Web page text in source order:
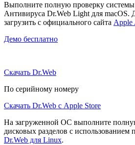
Выполните полную проверку системы
Антивируса Dr.Web Light для
загрузить с официального сайта Apple
Демо бесплатно
Скачать Dr.Web
По серийному номеру
Скачать Dr.Web с Apple Store
На загруженной ОС выполните
дисковых разделов с использованием
Dr.Web для Linux.